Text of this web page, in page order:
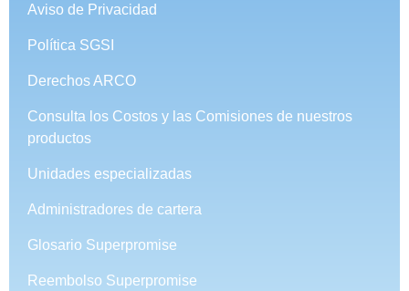
Aviso de Privacidad
Política SGSI
Derechos ARCO
Consulta los Costos y las Comisiones de nuestros
productos
Unidades especializadas
Administradores de cartera
Glosario Superpromise
Reembolso Superpromise